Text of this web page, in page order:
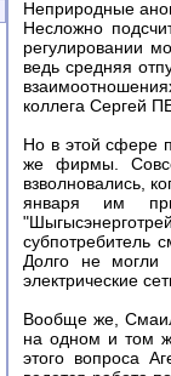
Неприродные
Несложно
регулировании
ведь средняя
коллега Сергей
Но в этой сфере
же фирмы.
взволновались,
января им
субпотребитель
Долго не могли
электрические
Вообще же,
на одном и том
этого вопроса